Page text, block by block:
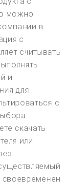
можно
в
с
считывать
и
для
с
скачать
или
своевременен